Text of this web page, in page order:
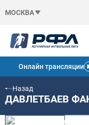
МОСКВА
Онлайн трансляции
Назад
ДАВЛЕТБАЕВ